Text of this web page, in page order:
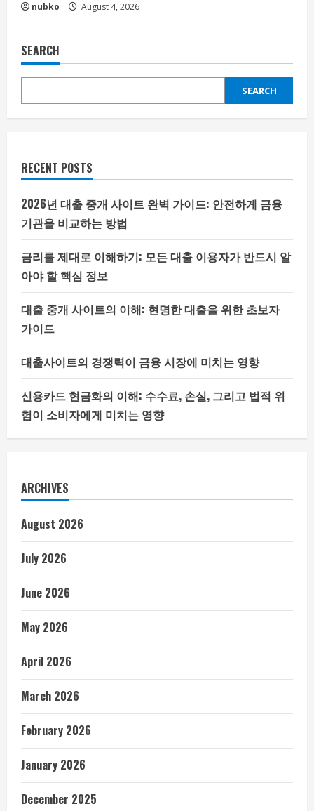
nubko August 4, 2026
SEARCH
SEARCH
RECENT POSTS
2026년 대출 중개 사이트 완벽 가이드: 안전하게 금융
기관을 비교하는 방법
금리를 제대로 이해하기: 모든 대출 이용자가 반드시 알
아야 할 핵심 정보
대출 중개 사이트의 이해: 현명한 대출을 위한 초보자
가이드
대출사이트의 경쟁력이 금융 시장에 미치는 영향
신용카드 현금화의 이해: 수수료, 손실, 그리고 법적 위
험이 소비자에게 미치는 영향
ARCHIVES
August 2026
July 2026
June 2026
May 2026
April 2026
March 2026
February 2026
January 2026
December 2025